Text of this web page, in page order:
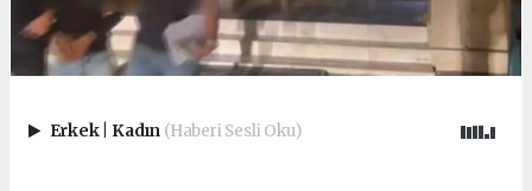
Erkek Kadın (Haberi Sesli Oku)